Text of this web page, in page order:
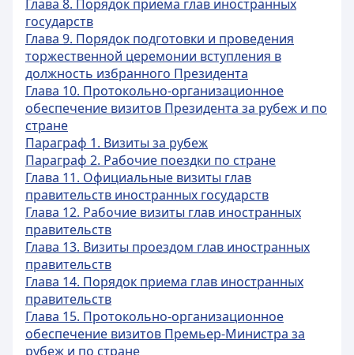
Глава 8. Порядок приема глав иностранных
государств
Глава 9. Порядок подготовки и проведения
торжественной церемонии вступления в
должность избранного Президента
Глава 10. Протокольно-организационное
обеспечение визитов Президента за рубеж и по
стране
Параграф 1. Визиты за рубеж
Параграф 2. Рабочие поездки по стране
Глава 11. Официальные визиты глав
правительств иностранных государств
Глава 12. Рабочие визиты глав иностранных
правительств
Глава 13. Визиты проездом глав иностранных
правительств
Глава 14. Порядок приема глав иностранных
правительств
Глава 15. Протокольно-организационное
обеспечение визитов Премьер-Министра за
рубеж и по стране